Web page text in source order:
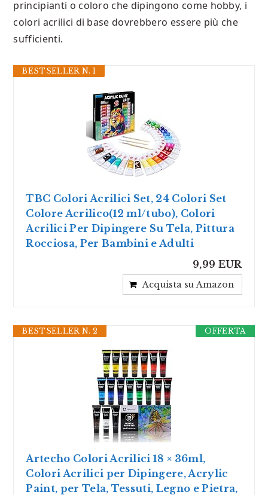
principianti o coloro che dipingono come hobby, i
colori acrilici di base dovrebbero essere più che
sufficienti.
BESTSELLER N. 1
TBC Colori Acrilici Set, 24 Colori Set
Colore Acrilico(12 ml/tubo), Colori
Acrilici Per Dipingere Su Tela, Pittura
Rocciosa, Per Bambini e Adulti
9,99 EUR
Acquista su Amazon
OFFERTA
BESTSELLER N. 2
Artecho Colori Acrilici 18 × 36ml,
Colori Acrilici per Dipingere, Acrylic
Paint, per Tela, Tessuti, Legno e Pietra,